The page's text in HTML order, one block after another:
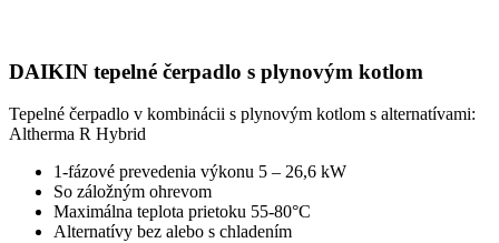
DAIKIN tepelné čerpadlo s plynovým kotlom
Tepelné čerpadlo v kombinácii s plynovým kotlom s alternatívami:
Altherma R Hybrid
1-fázové prevedenia výkonu 5 – 26,6 kW
So záložným ohrevom
Maximálna teplota prietoku 55-80°C
Alternatívy bez alebo s chladením